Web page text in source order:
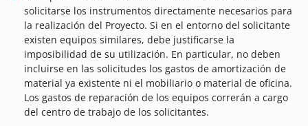
solicitarse los instrumentos directamente necesarios para
la realización del Proyecto. Si en el entorno del solicitante
existen equipos similares, debe justificarse la
imposibilidad de su utilización. En particular, no deben
incluirse en las solicitudes los gastos de amortización de
material ya existente ni el mobiliario o material de oficina.
Los gastos de reparación de los equipos correrán a cargo
del centro de trabajo de los solicitantes.